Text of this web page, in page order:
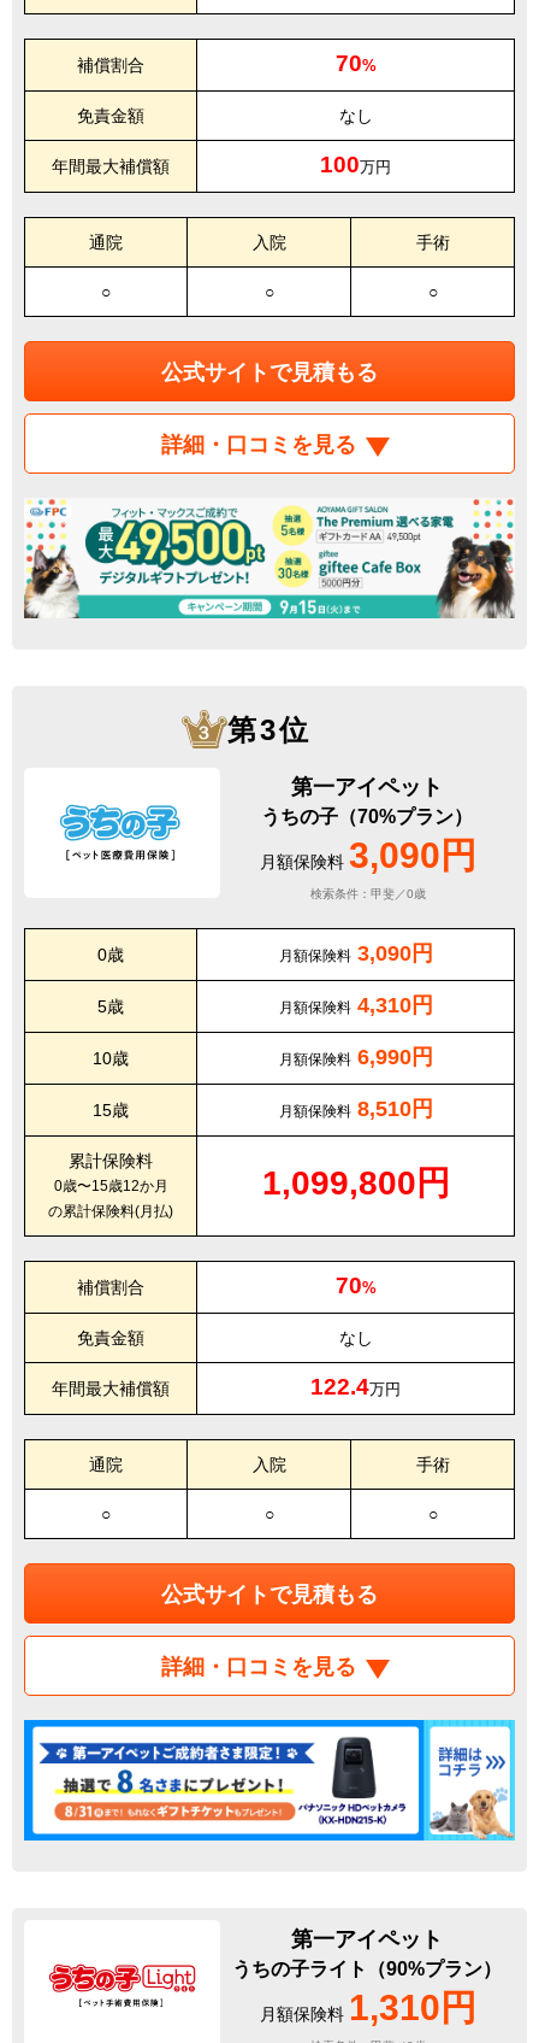
補償割合 70%
免責金額 なし
年間最大補償額 100万円
通院 入院 手術
○ ○ ○
公式サイトで見積もる
詳細・口コミを見る
第3位
第一アイペット
うちの子（70%プラン）
月額保険料 3,090円
検索条件：甲斐／0歳
0歳 月額保険料 3,090円
5歳 月額保険料 4,310円
10歳 月額保険料 6,990円
15歳 月額保険料 8,510円
累計保険料
0歳〜15歳12か月
の累計保険料(月払)
1,099,800円
補償割合 70%
免責金額 なし
年間最大補償額 122.4万円
通院 入院 手術
○ ○ ○
公式サイトで見積もる
詳細・口コミを見る
第一アイペット
うちの子ライト（90%プラン）
月額保険料 1,310円